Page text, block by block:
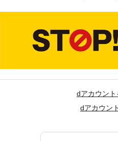
dアカウント
dアカウン